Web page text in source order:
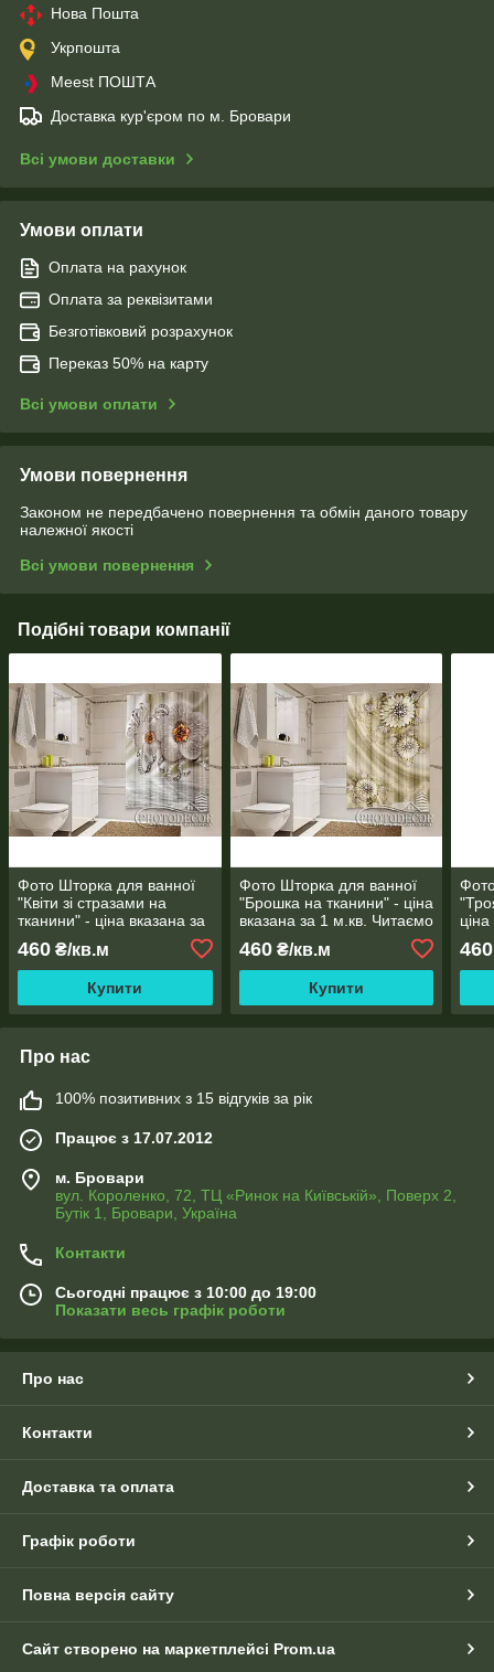
Нова Пошта
Укрпошта
Meest ПОШТА
Доставка кур'єром по м. Бровари
Всі умови доставки
Умови оплати
Оплата на рахунок
Оплата за реквізитами
Безготівковий розрахунок
Переказ 50% на карту
Всі умови оплати
Умови повернення
Законом не передбачено повернення та обмін даного товару
належної якості
Всі умови повернення
Подібні товари компанії
Фото Шторка для ванної
"Квіти зі стразами на
тканини" - ціна вказана за
460 ₴/кв.м
Купити
Фото Шторка для ванної
"Брошка на тканини" - ціна
вказана за 1 м.кв. Читаємо
460₴/кв.м
Купити
460
Про нас
100% позитивних з 15 відгуків за рік
Працює з 17.07.2012
м. Бровари
вул. Короленко, 72, ТЦ «Ринок на Київській», Поверх 2,
Бутік 1, Бровари, Україна
Контакти
Сьогодні працює з 10:00 до 19:00
Показати весь графік роботи
Про нас
Контакти
Доставка та оплата
Графік роботи
Повна версія сайту
Сайт створено на маркетплейсі Prom.ua